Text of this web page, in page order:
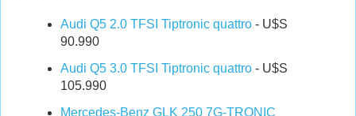
Audi Q5 2.0 TFSI Tiptronic quattro- U$S
90.990
Audi Q5 3.0 TFSI Tiptronic quattro- U$S
105.990
Mercedes-Benz GLK 250 7G-TRONIC